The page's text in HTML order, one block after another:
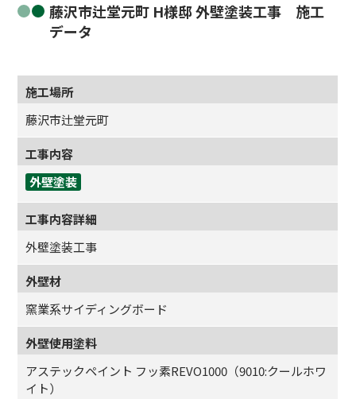
藤沢市辻堂元町 H様邸 外壁塗装工事 施工
データ
施工場所
藤沢市辻堂元町
工事内容
外壁塗装
工事内容詳細
外壁塗装工事
外壁材
窯業系サイディングボード
外壁使用塗料
アステックペイント フッ素REVO1000（9010:クールホワ
イト）